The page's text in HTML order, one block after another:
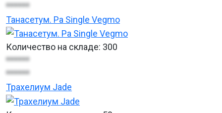
******
Танасетум. Pa Single Vegmo
Количество на складе: 300
******
******
Трахелиум Jade